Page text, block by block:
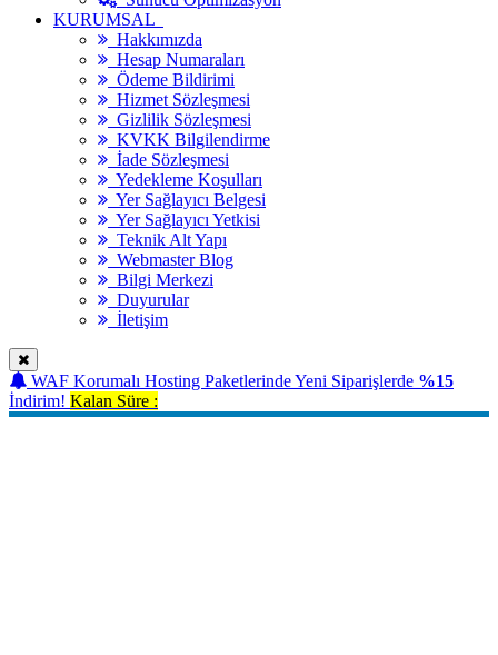
KURUMSAL
Hakkımızda
Hesap Numaraları
Ödeme Bildirimi
Hizmet Sözleşmesi
Gizlilik Sözleşmesi
KVKK Bilgilendirme
İade Sözleşmesi
Yedekleme Koşulları
Yer Sağlayıcı Belgesi
Yer Sağlayıcı Yetkisi
Teknik Alt Yapı
Webmaster Blog
Bilgi Merkezi
Duyurular
İletişim
WAF Korumalı Hosting Paketlerinde Yeni Siparişlerde %15
İndirim! Kalan Süre :